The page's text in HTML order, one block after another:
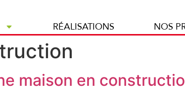
RÉALISATIONS NOS
maison en